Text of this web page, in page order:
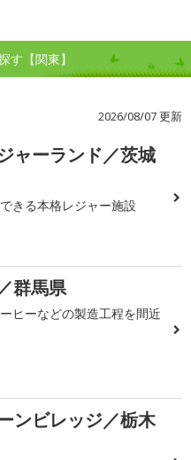
す【関東】
2026/08/07 更新
ャーランド／茨城
きる本格レジャー施設
群馬県
ヒーなどの製造工程を間近
ンビレッジ／栃木